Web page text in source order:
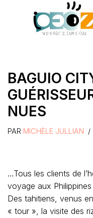
BAGUIO
NUES
PAR MICHÈLE JULLIAN
…Tous les clients de
voyage aux
Des tahitiens, venus
« tour », la visite des